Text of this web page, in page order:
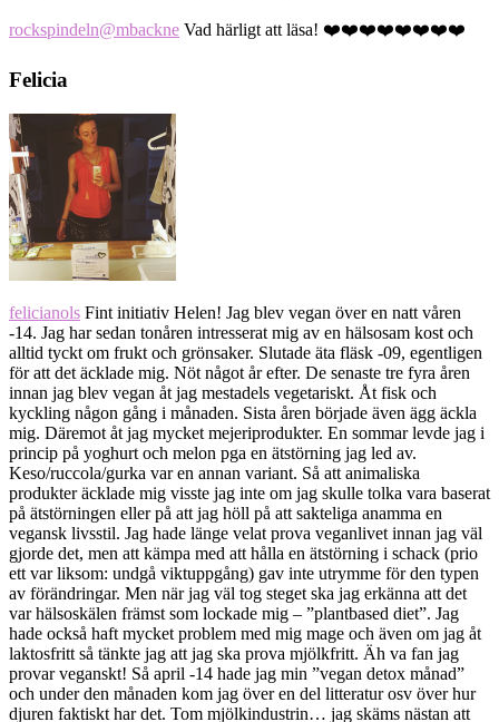
rockspindeln@mbackne Vad härligt att läsa! ❤️❤️❤️❤️❤️❤️❤️❤️
Felicia
felicianols Fint initiativ Helen! Jag blev vegan över en natt våren
-14. Jag har sedan tonåren intresserat mig av en hälsosam kost och
alltid tyckt om frukt och grönsaker. Slutade äta fläsk -09, egentligen
för att det äcklade mig. Nöt något år efter. De senaste tre fyra åren
innan jag blev vegan åt jag mestadels vegetariskt. Åt fisk och
kyckling någon gång i månaden. Sista åren började även ägg äckla
mig. Däremot åt jag mycket mejeriprodukter. En sommar levde jag i
princip på yoghurt och melon pga en ätstörning jag led av.
Keso/ruccola/gurka var en annan variant. Så att animaliska
produkter äcklade mig visste jag inte om jag skulle tolka vara baserat
på ätstörningen eller på att jag höll på att sakteliga anamma en
vegansk livsstil. Jag hade länge velat prova veganlivet innan jag väl
gjorde det, men att kämpa med att hålla en ätstörning i schack (prio
ett var liksom: undgå viktuppgång) gav inte utrymme för den typen
av förändringar. Men när jag väl tog steget ska jag erkänna att det
var hälsoskälen främst som lockade mig – ”plantbased diet”. Jag
hade också haft mycket problem med mig mage och även om jag åt
laktosfritt så tänkte jag att jag ska prova mjölkfritt. Äh va fan jag
provar veganskt! Så april -14 hade jag min ”vegan detox månad”
och under den månaden kom jag över en del litteratur osv över hur
djuren faktiskt har det. Tom mjölkindustrin… jag skäms nästan att